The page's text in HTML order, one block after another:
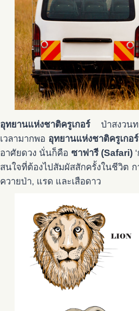
อุทยานแห่งชาติครูเกอร์ป่าสงวนทา
เวลามากพอ อุทยานแห่งชาติครูเกอร์
อาศัยดวง นั่นก็คือ ซาฟารี (Safari)
สนใจที่ต้องไปสัมผัสสักครั้งในชีวิต ก
ควายป่า, แรด และเสือดาว